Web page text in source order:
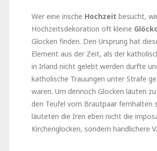
Wer eine irische Hochzeit besucht,
Hochzeitsdekoration oft kleine
Glocken finden. Den Ursprung hat
Element aus der Zeit, als der
in Irland nicht gelebt werden durfte
katholische Trauungen unter Strafe
waren. Um dennoch Glocken läuten
den Teufel vom Brautpaar fernhalten
läuteten die Iren eben nicht die
Kirchenglocken, sondern handlichere